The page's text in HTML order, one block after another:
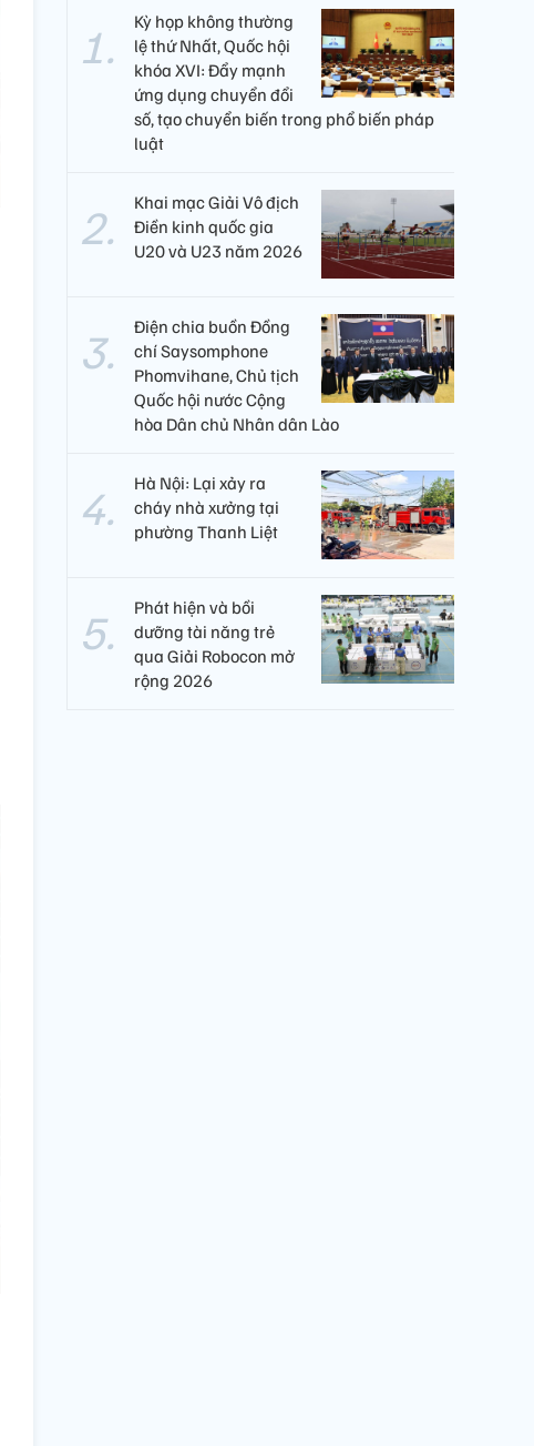
Kỳ họp không thường
lệ thứ Nhất, Quốc hội
khóa XVI: Đẩy mạnh
ứng dụng chuyển đổi
số, tạo chuyển biến trong phổ biến pháp
luật
Khai mạc Giải Vô địch
Điền kinh quốc gia
U20 và U23 năm 2026
Điện chia buồn Đồng
chí Saysomphone
Phomvihane, Chủ tịch
Quốc hội nước Cộng
hòa Dân chủ Nhân dân Lào
Hà Nội: Lại xảy ra
cháy nhà xưởng tại
phường Thanh Liệt
Phát hiện và bồi
dưỡng tài năng trẻ
qua Giải Robocon mở
rộng 2026